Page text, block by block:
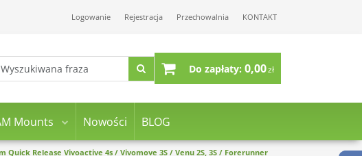
Logowanie Rejestracja Przechowalnia KONTAKT
Do zapłaty: 0,00zł
Mounts Nowości BLOG
Quick Release Vivoactive 4s / Vivomove 3S / Venu 2S, 3S / Forerunner